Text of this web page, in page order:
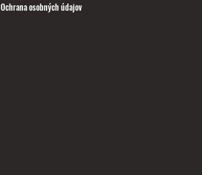
Ochrana osobných údajov